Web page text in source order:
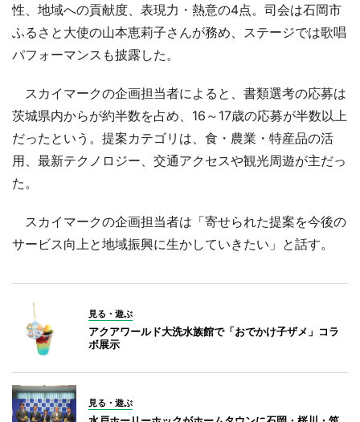
性、地域への貢献度、表現力・熱意の4点。司会は石岡市
ふるさと大使の山本恵莉子さんが務め、ステージでは歌唱
パフォーマンスも披露した。
スカイマークの企画担当者によると、書類選考の応募は
茨城県内からが約半数を占め、16～17歳の応募が半数以上
だったという。提案カテゴリは、食・農業・特産品の活
用、最新テクノロジー、交通アクセスや観光周遊が主だっ
た。
スカイマークの企画担当者は「寄せられた提案を今後の
サービス向上と地域振興に生かしていきたい」と話す。
見る・遊ぶ
アクアワールド大洗水族館で「おでかけ子ザメ」コラ
ボ展示
見る・遊ぶ